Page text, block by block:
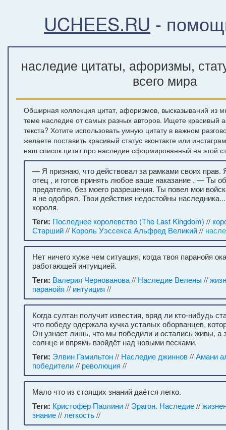
UCHEES.RU -
наследие цитаты, афоризмы,
всего мира
Обширная коллекция цитат, афоризмов, высказываний из
теме наследие от самых разных авторов. Ищете красивый
текста? Хотите использовать умную цитату в важном
желаете поставить красивый статус вконтакте или
наш список цитат про наследие сформированный на этой
— Я признаю, что действовал за рамками своих прав.
отец , и готов принять любое ваше наказание . — Ты
предателю, без моего разрешения. Ты повел мои
я не одобрял. Твои действия недостойны
короля.
Теги: Последнее королевство (The Last Kingdom) //
Старший// Король Уэссекса Альфред Великий//
Нет ничего хуже чем ситуация, когда твоя паранойя
работающей интуицией.
Теги: Валерия Чернованова// Наследие Велены //
паранойя // интуиция //
Когда султан получит известия, вряд ли кто-нибудь
что победу одержала кучка усталых оборванцев,
Он узнает лишь, что мы победили и остались живы, а
солнце и впрямь взойдёт над новыми песками.
Теги: Элвин Гамильтон// Наследие джиннов//Амани
победители// революция //
Мало что из стоящих знаний даётся легко.
Теги: Кристофер Паолини// Эрагон. Наследие//
знание// легкость//